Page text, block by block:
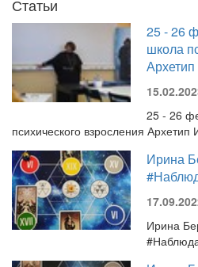
Статьи
25 - 26
школа
25 - 26
психического взросления
Ирина
Ирина